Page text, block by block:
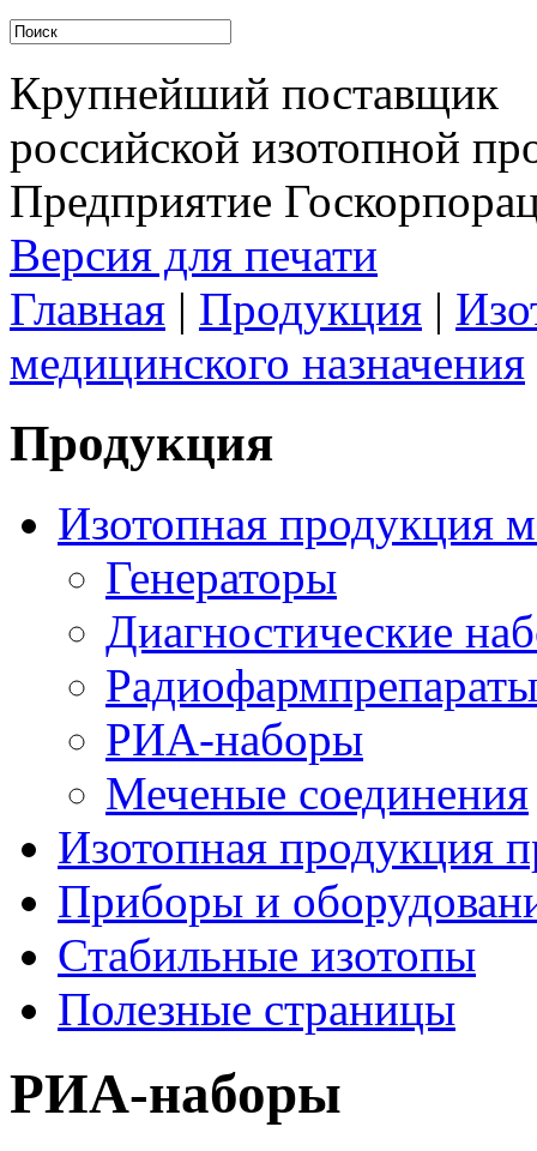
Крупнейший поставщик
российской изотопной
Предприятие
Версия для печати
Главная | Продукция |
медицинского назначения
Продукция
Изотопная продукция
Генераторы
Диагностические
Радиофармпрепараты
РИА-наборы
Меченые соединения
Изотопная продукция
Приборы и
Стабильные изотопы
Полезные страницы
РИА-наборы